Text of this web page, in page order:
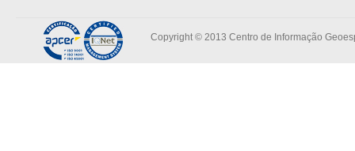
Copyright © 2013 Centro de Informação